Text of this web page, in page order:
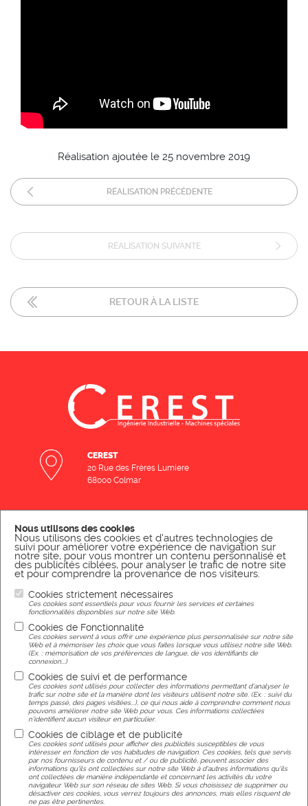
Réalisation ajoutée le 25 novembre 2019
RÉALISATION PRÉCÉDENTE
RÉALISATION SUIVANTE
RETOUR À LA LISTE
CEREST
20 Rue des Frères Lumiere
68000 Colmar
NOUS ÉCRIRE
NOUS APPELER
Réalisation
Agence web Nancy
Nous utilisons des cookies
Nous utilisons des cookies et d'autres technologies de
suivi pour améliorer votre expérience de navigation sur
notre site, pour vous montrer un contenu personnalisé et
des publicités ciblées, pour analyser le trafic de notre site
et pour comprendre la provenance de nos visiteurs.
Cookies strictement nécessaires
Ces cookies sont essentiels pour vous fournir les services et certaines
fonctionnalités disponibles sur notre site Web.
Cookies de Fonctionnalité
Ces cookies servent à vous offrir une expérience plus personnalisée sur notre site
Web et à mémoriser les choix que vous faites lorsque vous utilisez notre site Web.
(Ex. : mémorisation de vos préférences de langue, de vos identifiants de
connexion...)
Cookies de suivi et de performance
Ces cookies sont utilisés pour collecter des informations permettant d'analyser le
trafic sur notre site et la manière dont les visiteurs utilisent notre site. (Ex. : suivi du
temps passé, des pages visitées...), ce qui nous aide à comprendre comment nous
pouvons améliorer notre site Web pour vous. Ces informations collectées
n'identifient aucun visiteur en particulier.
Cookies de ciblage et de publicité
Ces cookies sont utilisés pour afficher des publicités susceptibles de vous
intéresser en fonction de vos habitudes de navigation. Ces cookies, tels que servis
par nos fournisseurs de contenu et / ou de publicité, peuvent associer des
informations qu'ils ont collectées sur notre site Web à d'autres informations qu'ils
ont collectées de manière indépendante et concernant les activités du votre
navigateur Web sur son réseau de sites Web. Si vous choisissez de supprimer ou
désactiver ces cookies, vous verrez toujours des annonces, mais elles risquent de
ne pas être pertinentes.